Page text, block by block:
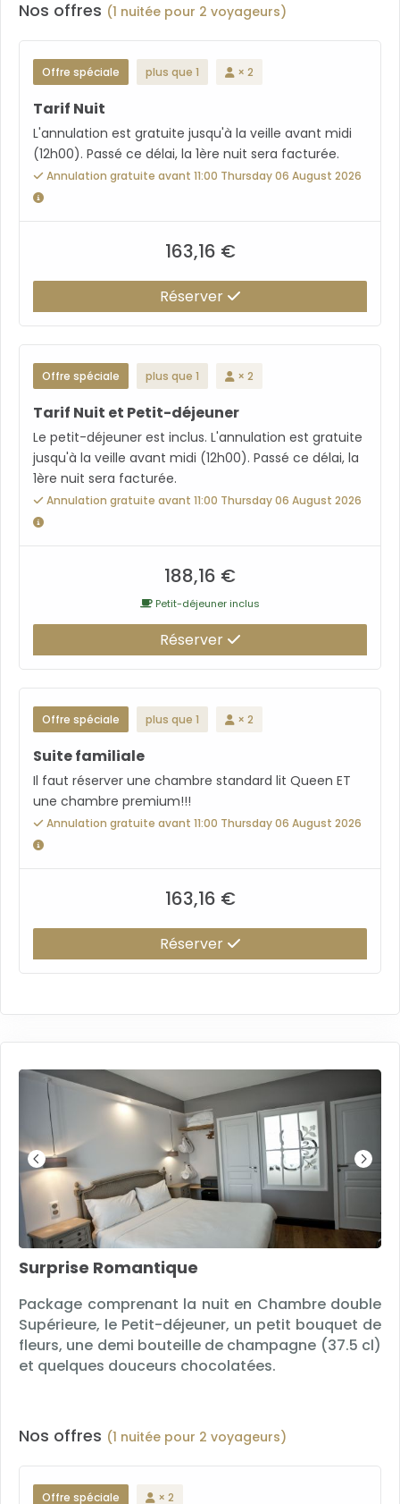
séparé, sèche-cheveux, miroir grossissant et
produits d'accueil.
Nos offres (1 nuitée pour 2 voyageurs)
Offre spéciale plus que 1 × 2
Tarif Nuit
L'annulation est gratuite jusqu'à la veille avant midi
(12h00). Passé ce délai, la 1ère nuit sera facturée.
Annulation gratuite avant 11:00 Thursday 06 August 2026
163,16 €
Réserver
Offre spéciale plus que 1 × 2
Tarif Nuit et Petit-déjeuner
Le petit-déjeuner est inclus. L'annulation est gratuite
jusqu'à la veille avant midi (12h00). Passé ce délai, la
1ère nuit sera facturée.
Annulation gratuite avant 11:00 Thursday 06 August 2026
188,16 €
Petit-déjeuner inclus
Réserver
Offre spéciale plus que 1 × 2
Suite familiale
Il faut réserver une chambre standard lit Queen ET
une chambre premium!!!
Annulation gratuite avant 11:00 Thursday 06 August 2026
163,16 €
Réserver
Surprise Romantique
Package comprenant la nuit en Chambre double
Supérieure, le Petit-déjeuner, un petit bouquet de
fleurs, une demi bouteille de champagne (37.5 cl)
et quelques douceurs chocolatées.
Nos offres (1 nuitée pour 2 voyageurs)
Offre spéciale × 2